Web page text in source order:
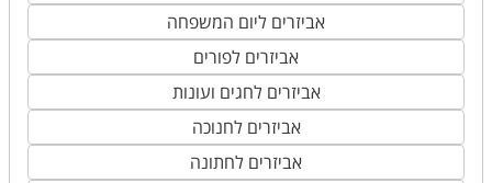
אביזרים ליום המשפחה
אביזרים לפורים
אביזרים לחגים ועונות
אביזרים לחנוכה
אביזרים לחתונה